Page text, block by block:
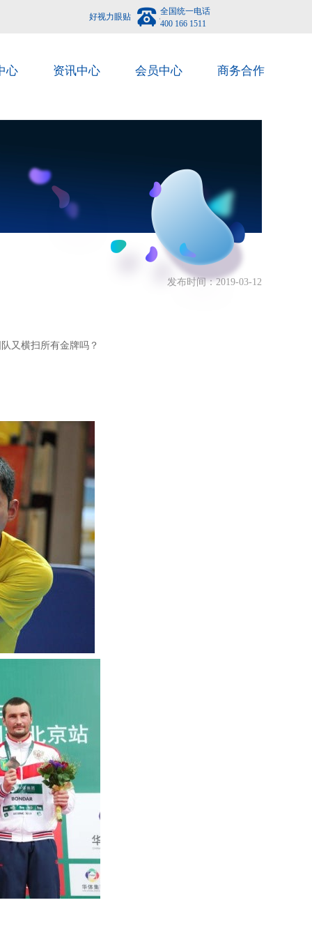
好视力眼贴
全国统一电话
400 166 1511
心 资讯中心 会员中心 商务合作
发布时间：2019-03-12
又横扫所有金牌吗？